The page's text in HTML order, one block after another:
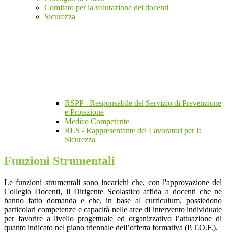
Comitato per la valutazione dei docenti
Sicurezza
RSPP - Responsabile del Servizio di Prevenzione
e Protezione
Medico Competente
RLS - Rappresentante dei Lavoratori per la
Sicurezza
Funzioni Strumentali
Le funzioni strumentali sono incarichi che, con l'approvazione del
Collegio Docenti, il Dirigente Scolastico affida a docenti che ne
hanno fatto domanda e che, in base al curriculum, possiedono
particolari competenze e capacità nelle aree di intervento individuate
per favorire a livello progettuale ed organizzativo l’attuazione di
quanto indicato nel piano triennale dell’offerta formativa (P.T.O.F.).